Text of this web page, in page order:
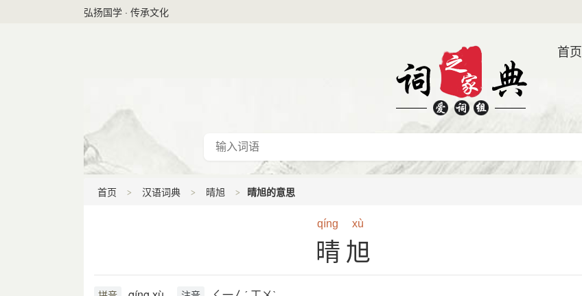
弘扬国学 · 传承文化
首页
首页 汉语词典 晴旭 晴旭的意思
qíng xù
晴旭